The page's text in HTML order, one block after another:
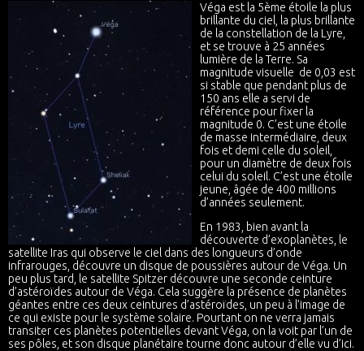
Véga est la 5ème étoile la plus
brillante du ciel, la plus brillante
de la constellation de la Lyre,
et se trouve à 25 années
lumière de la Terre. Sa
magnitude visuelle de 0,03 est
si stable que pendant plus de
150 ans elle a servi de
référence pour fixer la
magnitude 0. C’est une étoile
de masse intermédiaire, deux
fois et demi celle du soleil,
pour un diamètre de deux fois
celui du soleil. C’est une étoile
jeune, âgée de 400 millions
d’années seulement.
En 1983, bien avant la
découverte d’exoplanètes, le
satellite Iras qui observe le ciel dans des longueurs d’onde
infrarouges, découvre un disque de poussières autour de Véga. Un
peu plus tard, le satellite Spitzer découvre une seconde ceinture
d’astéroïdes autour de Véga. Cela suggère la présence de planètes
géantes entre ces deux ceintures d’astéroïdes, un peu à l’image de
ce qui existe pour le système solaire. Pourtant on ne verra jamais
transiter ces planètes potentielles devant Véga, on la voit par l’un de
ses pôles, et son disque planétaire tourne donc autour d’elle vu d’ici.